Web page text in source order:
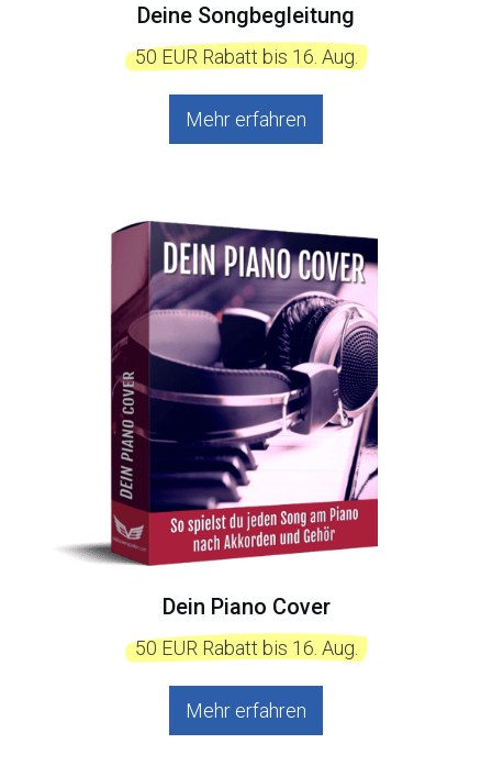
Deine Songbegleitung
50 EUR Rabatt bis 16. Aug.
Mehr erfahren
Dein Piano Cover
50 EUR Rabatt bis 16. Aug.
Mehr erfahren